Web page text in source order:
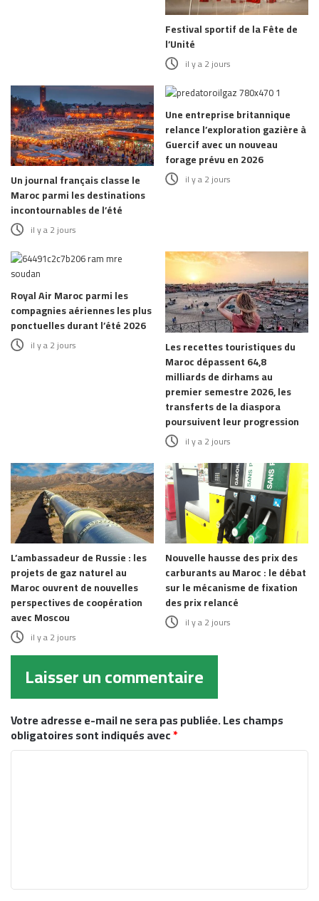
Festival sportif de la Fête de
l’Unité
il y a 2 jours
Un journal français classe le
Maroc parmi les destinations
incontournables de l’été
il y a 2 jours
Une entreprise britannique
relance l’exploration gazière à
Guercif avec un nouveau
forage prévu en 2026
il y a 2 jours
Royal Air Maroc parmi les
compagnies aériennes les plus
ponctuelles durant l’été 2026
il y a 2 jours
Les recettes touristiques du
Maroc dépassent 64,8
milliards de dirhams au
premier semestre 2026, les
transferts de la diaspora
poursuivent leur progression
il y a 2 jours
L’ambassadeur de Russie : les
projets de gaz naturel au
Maroc ouvrent de nouvelles
perspectives de coopération
avec Moscou
il y a 2 jours
Nouvelle hausse des prix des
carburants au Maroc : le débat
sur le mécanisme de fixation
des prix relancé
il y a 2 jours
Laisser un commentaire
Votre adresse e-mail ne sera pas publiée.Les champs
obligatoires sont indiqués avec*
t